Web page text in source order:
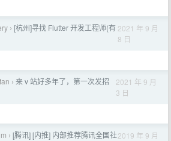
› [杭州]寻找 Flutter 开发工程师(有 2021 年 9 月
8 日
› 来 v 站好多年了，第一次发招
2021 年 9 月
3 日
› [腾讯] [内推] 内部推荐腾讯全国社2019 年 9 月